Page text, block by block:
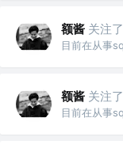
额酱 关注
目前在从事
额酱 关注
目前在从事